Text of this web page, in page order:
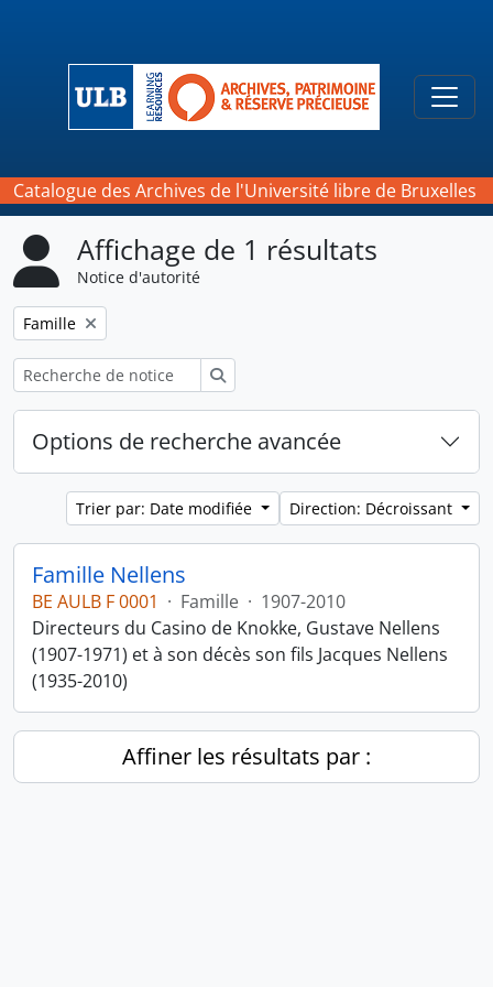
Catalogue des Archives de l'Université libre de Bruxelles
Affichage de 1 résultats
Notice d'autorité
Remove filter:
Famille
Options de recherche avancée
Trier par: Date modifiée Direction: Décroissant
Famille Nellens
BE AULB F 0001 · Famille · 1907-2010
Directeurs du Casino de Knokke, Gustave Nellens
(1907-1971) et à son décès son fils Jacques Nellens
(1935-2010)
Affiner les résultats par :